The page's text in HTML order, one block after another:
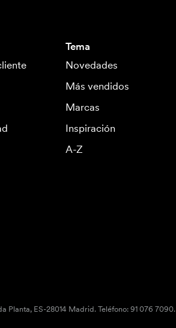
Tema
Novedades
Más vendidos
Marcas
Inspiración
A-Z
Planta, ES-28014 Madrid. Teléfono: 91 076 7090.